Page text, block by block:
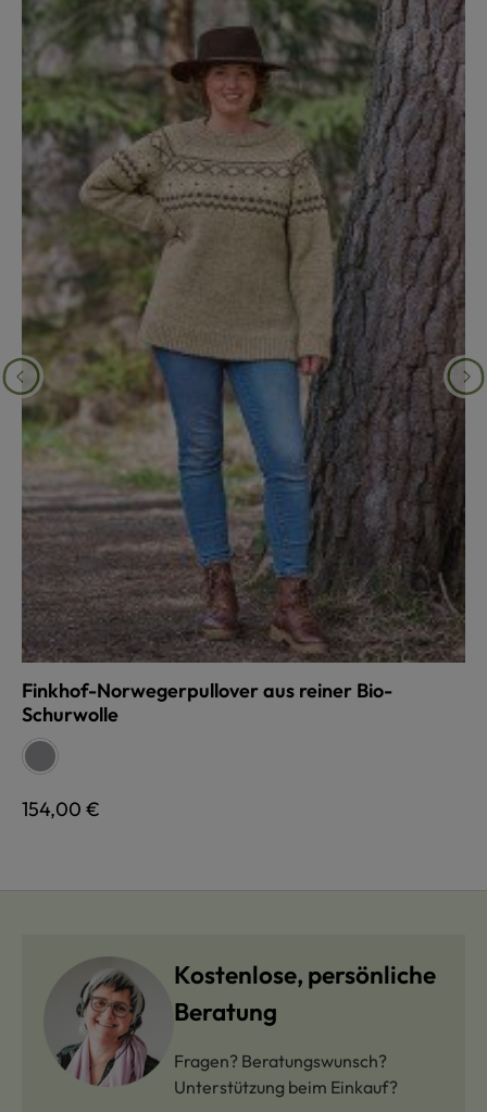
Finkhof-Norwegerpullover aus reiner Bio-
Schurwolle
Farbe
grau
Regulärer Preis:
154,00 €
Kostenlose, persönliche
Beratung
Fragen? Beratungswunsch?
Unterstützung beim Einkauf?